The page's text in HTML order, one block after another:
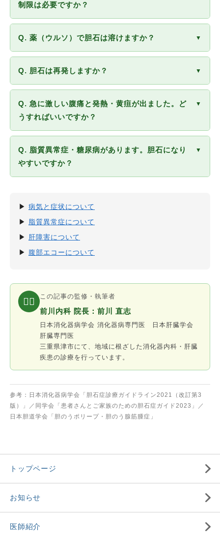
す。総胆管結石が疑われる場合は症状がなくても治
療が必要になることがありますので、一度ご相談く
ださい。
炎・十二指腸潰瘍など、似た症状を起こす病気も多
いため、腹部エコーや内視鏡検査で正確に診断する
ことが重要です。お気軽にご相談ください。
制限は必要ですか？
胆嚢を摘出しても、胆汁は肝臓から直接十二指腸へ
ほとんどの方は術後に特別な食事制限なく、以前と
変わらない生活が送れます。術後しばらくは脂っこ
いものを控えると安心ですが、長期的な制限は不要
な方がほとんどです。
Q. 薬（ウルソ）で胆石は溶けますか？ ▼
効果が期待できます。ただし、効果が出るまでに年
単位かかること、対象となる石の種類が限られるこ
と、服用をやめると再発しやすいことなどの制約が
あります。手術が困難な方には選択肢の一つになり
ますが、有症状の方の第一選択は手術です。ご自身
Q. 胆石は再発しますか？ ▼
と再発率が高いです。また肝内結石は治療後も再発
することがあります。
Q. 急に激しい腹痛と発熱・黄疸が出ました。ど
うすればいいですか？
▼
Q. 脂質異常症・糖尿病があります。胆石になり
やすいですか？
▼
リスク因子です。これらの生活習慣病を適切に管理
することが胆石症の予防にもつながります。定期的
慣病管理と合わせてご相談ください。
▶ 病気と症状について
▶ 脂質異常症について
▶ 肝障害について
▶ 腹部エコーについて
👨‍⚕️ この記事の監修・執筆者
前川内科 院長：前川 直志
日本消化器病学会 消化器病専門医 日本肝臓学会
肝臓専門医
三重県津市にて、地域に根ざした消化器内科・肝臓
疾患の診療を行っています。
参考：日本消化器病学会「胆石症診療ガイドライン2021（改訂第3
版）」／同学会「患者さんとご家族のための胆石症ガイド2023」／
日本胆道学会「胆のうポリープ・胆のう腺筋腫症」
トップページ
お知らせ
医師紹介